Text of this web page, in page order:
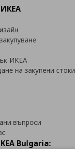
ИКЕА
на закупени стоки
въпроси
Bulgaria: